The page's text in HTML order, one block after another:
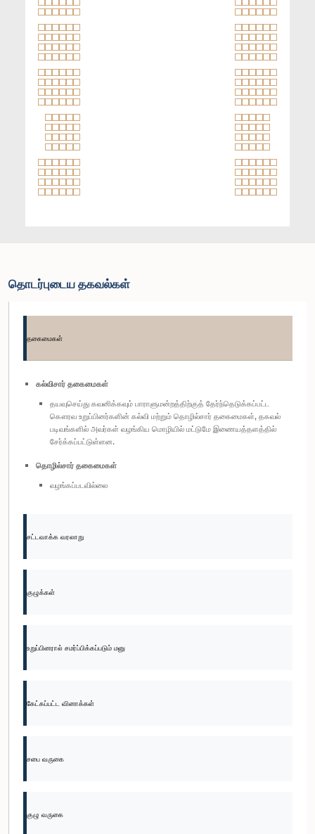
தொடர்புடைய தகவல்கள்
தகைமைகள்
கல்விசார் தகைமைகள்
தயவுசெய்து கவனிக்கவும் பாராளுமன்றத்திற்குத் தேர்ந்தெடுக்கப்பட்ட
கௌரவ உறுப்பினர்களின் கல்வி மற்றும் தொழில்சார் தகைமைகள், தகவல்
படிவங்களில் அவர்கள் வழங்கிய மொழியில் மட்டுமே இணையத்தளத்தில்
சேர்க்கப்பட்டுள்ளன.
தொழில்சார் தகைமைகள்
வழங்கப்படவில்லை
சட்டவாக்க வரலாறு
குழுக்கள்
உறுப்பினரால் சமர்ப்பிக்கப்படும் மனு
கேட்கப்பட்ட வினாக்கள்
சபை வருகை
குழு வருகை